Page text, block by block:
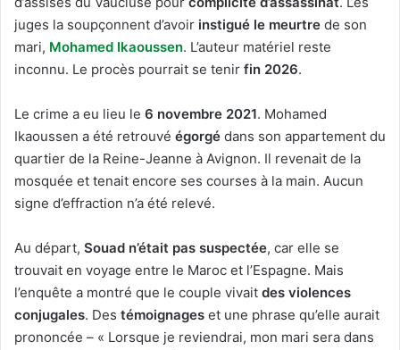
juges la soupçonnent d’avoir instigué le meurtre de son
mari, Mohamed Ikaoussen. L’auteur matériel reste
inconnu. Le procès pourrait se tenir fin 2026.
Le crime a eu lieu le 6 novembre 2021. Mohamed
Ikaoussen a été retrouvé égorgé dans son appartement du
quartier de la Reine-Jeanne à Avignon. Il revenait de la
mosquée et tenait encore ses courses à la main. Aucun
signe d’effraction n’a été relevé.
Au départ, Souad n’était pas suspectée, car elle se
trouvait en voyage entre le Maroc et l’Espagne. Mais
l’enquête a montré que le couple vivait des violences
conjugales. Des témoignages et une phrase qu’elle aurait
prononcée – « Lorsque je reviendrai, mon mari sera dans